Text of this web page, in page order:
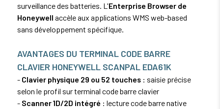
surveillance des batteries. L'Enterprise Browser de
Honeywell accèle aux applications WMS web-based
sans développement spécifique.
AVANTAGES DU TERMINAL CODE BARRE
CLAVIER HONEYWELL SCANPAL EDA61K
- Clavier physique 29 ou 52 touches : saisie précise
selon le profil sur terminal code barre clavier
- Scanner 1D/2D intégré : lecture code barre native